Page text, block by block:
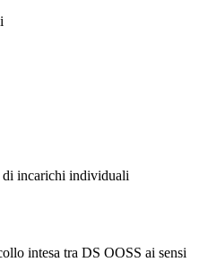
di incarichi individuali
intesa tra DS OOSS ai sensi